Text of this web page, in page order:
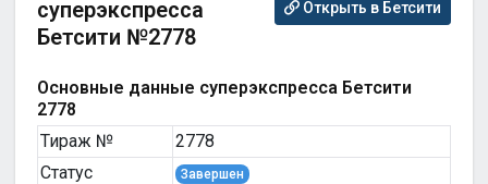
суперэкспресса
Бетсити №2778
Открыть в Бетсити
Основные данные суперэкспресса Бетсити
2778
Тираж №
2778
Статус
Завершен